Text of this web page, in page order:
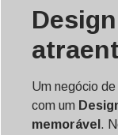
Um negócio
com um
memorável .